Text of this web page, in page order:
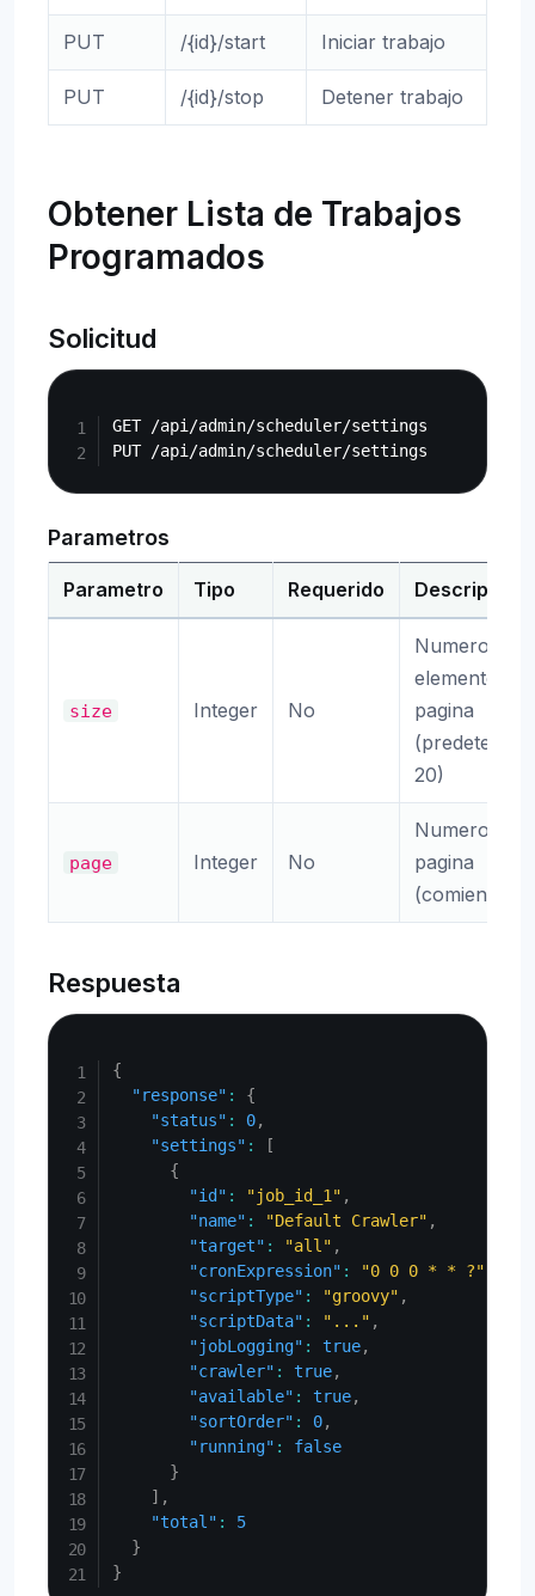
PUT /{id}/start Iniciar trabajo
PUT /{id}/stop Detener trabajo
Obtener Lista de Trabajos
Programados
Solicitud
GET /api/admin/scheduler/settings
Parametros
Parametro Tipo Requerido Descripcion
size Integer No
Numero de
elementos
pagina
20)
page Integer No
Numero de
pagina
(comienza
Respuesta
{
"response" :
{
"status" : 0,
"settings" :
[
{
"id" : "job_id_1" ,
"name" : "Default Crawler" ,
"target" : "all" ,
"cronExpression" : "0 0 0 * * ?"
"scriptType" : "groovy" ,
"scriptData" : "..." ,
"jobLogging" : true,
"crawler" : true,
"available" : true,
"sortOrder" : 0,
"running" :
false
}
] ,
"total" :
5
}
}